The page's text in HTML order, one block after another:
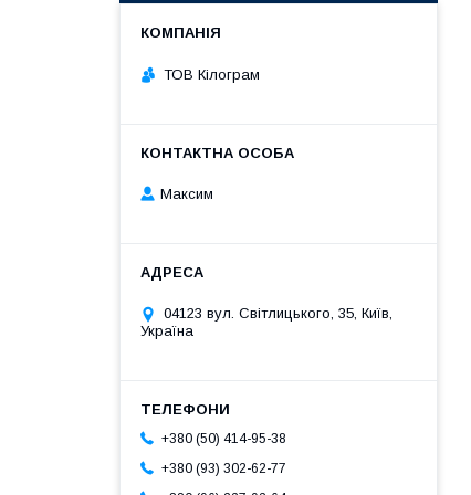
ТОВ Кілограм
Максим
04123 вул. Світлицького, 35, Київ,
Україна
+380 (50) 414-95-38
+380 (93) 302-62-77